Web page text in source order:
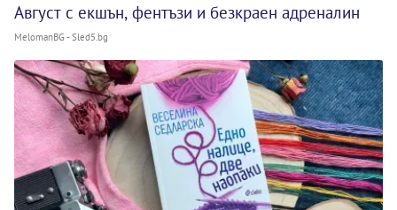
Август с екшън, фентъзи и безкраен адреналин
MelomanBG - Sled5.bg